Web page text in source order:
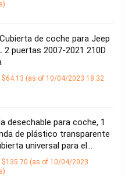
)
de coche para Jeep
2 puertas 2007-2021 210D
$64.13 (as of 10/04/2023 18:32
desechable para coche, 1
de plástico transparente
universal para el…
$135.70 (as of 10/04/2023
)